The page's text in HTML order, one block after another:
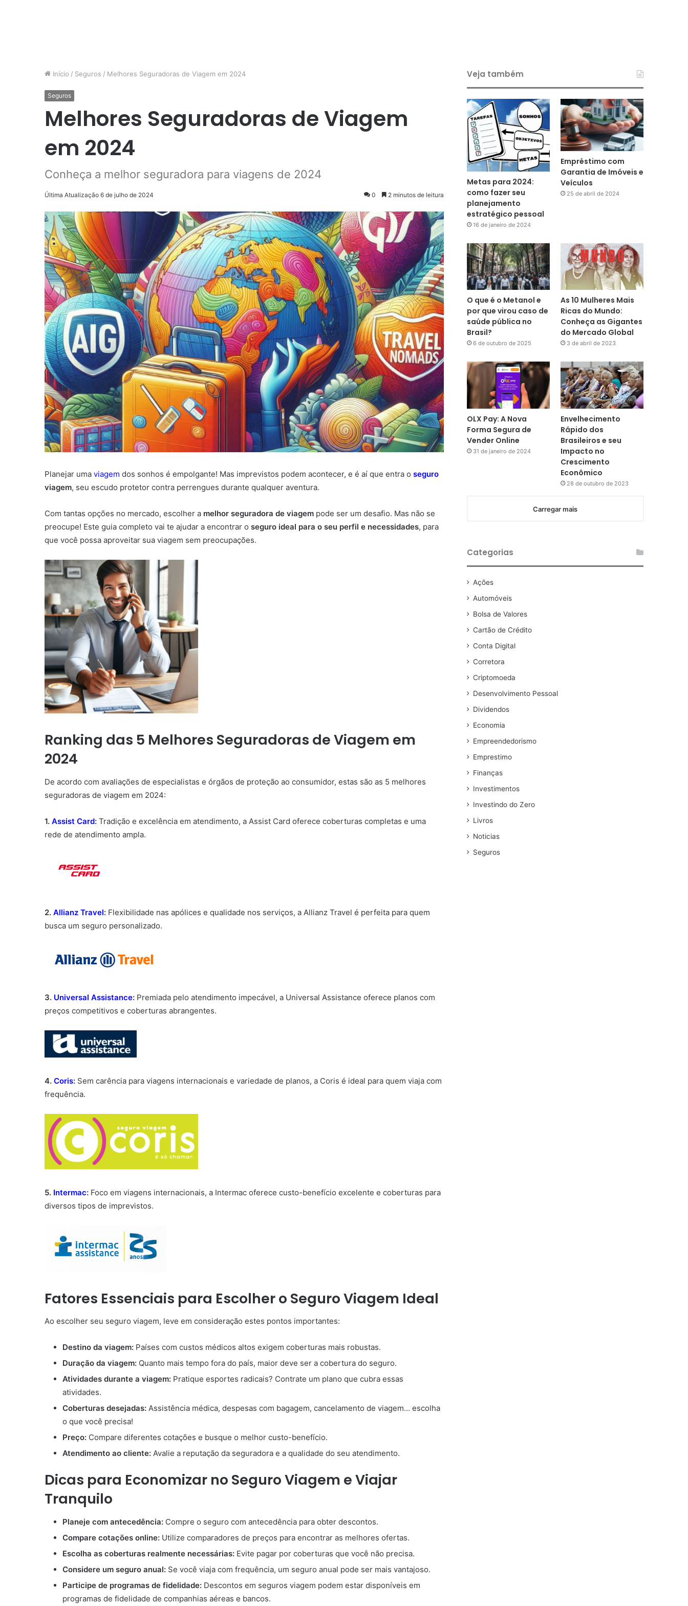
Início / Seguros / Melhores Seguradoras de Viagem em 2024
Seguros
Melhores Seguradoras de Viagem
em 2024
Conheça a melhor seguradora para viagens de 2024
Última Atualização 6 de julho de 2024 0 2 minutos de leitura
Planejar uma viagem dos sonhos é empolgante! Mas imprevistos podem acontecer, e é aí que entra o seguro
viagem, seu escudo protetor contra perrengues durante qualquer aventura.
Com tantas opções no mercado, escolher a melhor seguradora de viagem pode ser um desafio. Mas não se
preocupe! Este guia completo vai te ajudar a encontrar o seguro ideal para o seu perfil e necessidades, para
que você possa aproveitar sua viagem sem preocupações.
Ranking das 5 Melhores Seguradoras de Viagem em
2024
De acordo com avaliações de especialistas e órgãos de proteção ao consumidor, estas são as 5 melhores
seguradoras de viagem em 2024:
1. Assist Card: Tradição e excelência em atendimento, a Assist Card oferece coberturas completas e uma
rede de atendimento ampla.
2. Allianz Travel: Flexibilidade nas apólices e qualidade nos serviços, a Allianz Travel é perfeita para quem
busca um seguro personalizado.
3. Universal Assistance: Premiada pelo atendimento impecável, a Universal Assistance oferece planos com
preços competitivos e coberturas abrangentes.
4. Coris: Sem carência para viagens internacionais e variedade de planos, a Coris é ideal para quem viaja com
frequência.
5. Intermac: Foco em viagens internacionais, a Intermac oferece custo-benefício excelente e coberturas para
diversos tipos de imprevistos.
Fatores Essenciais para Escolher o Seguro Viagem Ideal
Ao escolher seu seguro viagem, leve em consideração estes pontos importantes:
Destino da viagem: Países com custos médicos altos exigem coberturas mais robustas.
Duração da viagem: Quanto mais tempo fora do país, maior deve ser a cobertura do seguro.
Atividades durante a viagem: Pratique esportes radicais? Contrate um plano que cubra essas
atividades.
Coberturas desejadas: Assistência médica, despesas com bagagem, cancelamento de viagem… escolha
o que você precisa!
Preço: Compare diferentes cotações e busque o melhor custo-benefício.
Atendimento ao cliente: Avalie a reputação da seguradora e a qualidade do seu atendimento.
Dicas para Economizar no Seguro Viagem e Viajar
Tranquilo
Planeje com antecedência: Compre o seguro com antecedência para obter descontos.
Compare cotações online: Utilize comparadores de preços para encontrar as melhores ofertas.
Escolha as coberturas realmente necessárias: Evite pagar por coberturas que você não precisa.
Considere um seguro anual: Se você viaja com frequência, um seguro anual pode ser mais vantajoso.
Participe de programas de fidelidade: Descontos em seguros viagem podem estar disponíveis em
programas de fidelidade de companhias aéreas e bancos.
Veja também
Metas para 2024:
como fazer seu
planejamento
estratégico pessoal
16 de janeiro de 2024
Empréstimo com
Garantia de Imóveis e
Veículos
25 de abril de 2024
O que é o Metanol e
por que virou caso de
saúde pública no
Brasil?
6 de outubro de 2025
As 10 Mulheres Mais
Ricas do Mundo:
Conheça as Gigantes
do Mercado Global
3 de abril de 2023
OLX Pay: A Nova
Forma Segura de
Vender Online
31 de janeiro de 2024
Envelhecimento
Rápido dos
Brasileiros e seu
Impacto no
Crescimento
Econômico
28 de outubro de 2023
Carregar mais
Categorias
Ações
Automóveis
Bolsa de Valores
Cartão de Crédito
Conta Digital
Corretora
Criptomoeda
Desenvolvimento Pessoal
Dividendos
Economia
Empreendedorismo
Emprestimo
Finanças
Investimentos
Investindo do Zero
Livros
Noticias
Seguros